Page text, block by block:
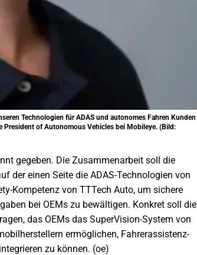
Technologien für ADAS und autonomes Fahren Kunden
President of Autonomous Vehicles bei Mobileye. (Bild:
gegeben. Die Zusammenarbeit soll die
der einen Seite die ADAS-Technologien von
Kompetenz von TTTech Auto, um sichere
bei OEMs zu bewältigen. Konkret soll die
das OEMs das SuperVision-System von
ermöglichen, Fahrerassistenz-
zu können. (oe)